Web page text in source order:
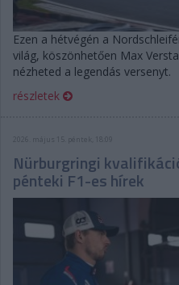
Ezen a hétvégén a
világ, köszönhetően Max
nézheted a legendás versenyt.
részletek
2026. május 15. péntek, 18:09
Nürburgringi
pénteki F1-es hírek